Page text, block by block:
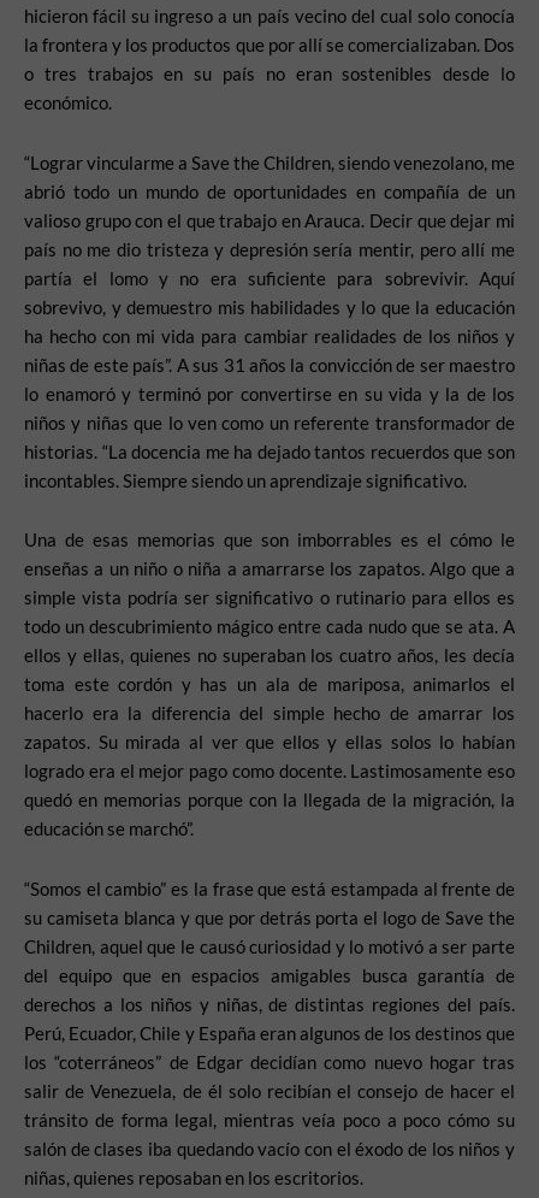
hicieron fácil su ingreso a un país vecino del cual solo conocía
la frontera y los productos que por allí se comercializaban. Dos
o tres trabajos en su país no eran sostenibles desde lo
económico.
“Lograr vincularme a Save the Children, siendo venezolano, me
abrió todo un mundo de oportunidades en compañía de un
valioso grupo con el que trabajo en Arauca. Decir que dejar mi
país no me dio tristeza y depresión sería mentir, pero allí me
partía el lomo y no era suficiente para sobrevivir. Aquí
sobrevivo, y demuestro mis habilidades y lo que la educación
ha hecho con mi vida para cambiar realidades de los niños y
niñas de este país”. A sus 31 años la convicción de ser maestro
lo enamoró y terminó por convertirse en su vida y la de los
niños y niñas que lo ven como un referente transformador de
historias. “La docencia me ha dejado tantos recuerdos que son
incontables. Siempre siendo un aprendizaje significativo.
Una de esas memorias que son imborrables es el cómo le
enseñas a un niño o niña a amarrarse los zapatos. Algo que a
simple vista podría ser significativo o rutinario para ellos es
todo un descubrimiento mágico entre cada nudo que se ata. A
ellos y ellas, quienes no superaban los cuatro años, les decía
toma este cordón y has un ala de mariposa, animarlos el
hacerlo era la diferencia del simple hecho de amarrar los
zapatos. Su mirada al ver que ellos y ellas solos lo habían
logrado era el mejor pago como docente. Lastimosamente eso
quedó en memorias porque con la llegada de la migración, la
educación se marchó”.
“Somos el cambio” es la frase que está estampada al frente de
su camiseta blanca y que por detrás porta el logo de Save the
Children, aquel que le causó curiosidad y lo motivó a ser parte
del equipo que en espacios amigables busca garantía de
derechos a los niños y niñas, de distintas regiones del país.
Perú, Ecuador, Chile y España eran algunos de los destinos que
los “coterráneos” de Edgar decidían como nuevo hogar tras
salir de Venezuela, de él solo recibían el consejo de hacer el
tránsito de forma legal, mientras veía poco a poco cómo su
salón de clases iba quedando vacío con el éxodo de los niños y
niñas, quienes reposaban en los escritorios.